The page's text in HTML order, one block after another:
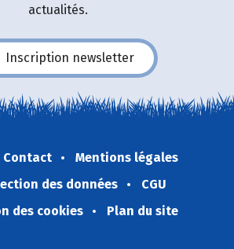
actualités.
Inscription newsletter
Contact
Mentions légales
des données
CGU
des cookies
Plan du site